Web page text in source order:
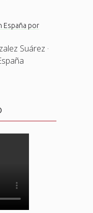
España por
Suárez ·